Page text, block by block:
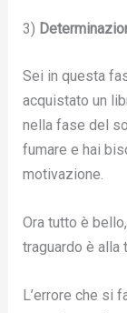
3)
Sei in questa
acquistato un
nella fase del
fumare e hai
motivazione.
Ora tutto è
traguardo è alla
L’errore che si